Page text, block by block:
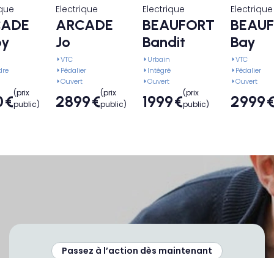
€(prix
public)
Electrique
ARCADE
Jo
VTC
Pédalier
Ouvert
2899€(prix
public)
Electrique
BEAUFORT
Bandit
Urbain
Intégré
Ouvert
1999€(prix
public)
Electrique
Bay
VTC
Pédalier
Ouvert
2999
Passez à l’action dès maintenant